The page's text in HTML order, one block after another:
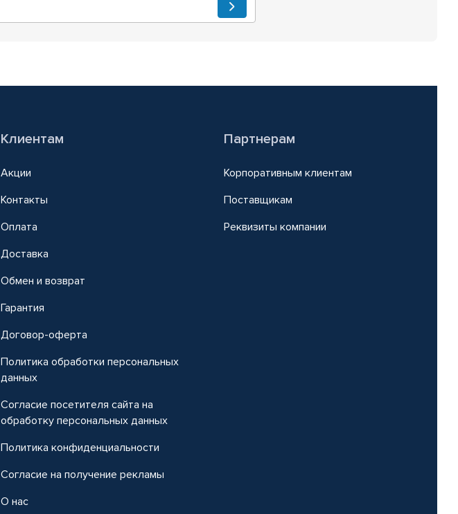
Клиентам
Акции
Контакты
Оплата
Доставка
Обмен и возврат
Гарантия
Договор-оферта
Политика обработки персональных
данных
Согласие посетителя сайта на
обработку персональных данных
Политика конфиденциальности
Согласие на получение рекламы
О нас
Партнерам
Корпоративным клиентам
Поставщикам
Реквизиты компании